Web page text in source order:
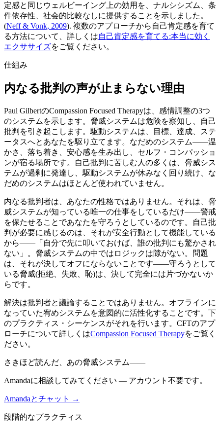
定感と同じウェルビーイング上の効用を、ナルシシズム、条
件依存性、社会的比較なしに提供することを示しました。
(Neff & Vonk, 2009). 複数のアプローチから自己肯定感を育て
る方法について、詳しくは自己肯定感を育てる:本当に効く
エクササイズをご覧ください。
仕組み
内なる批判の声が止まらない理由
Paul GilbertのCompassion Focused Therapyは、感情調整の3つ
のシステムを示します。脅威システムは危険を察知し、自己
批判を引き起こします。駆動システムは、目標、達成、ステ
ータスへとあなたを駆り立てます。なだめのシステム――温
かさ、落ち着き、安心感を生み出し、セルフ・コンパッショ
ンが宿る場所です。自己批判に苦しむ人の多くは、脅威シス
テムが過剰に発達し、駆動システムが休みなく回り続け、な
だめのシステムはほとんど使われていません。
内なる批判者は、あなたの性格ではありません。それは、脅
威システムが知っている唯一の仕事をしているだけ――警戒
を保たせることであなたを守ろうとしているのです。自己批
判が必要に感じるのは、それが安全行動として機能している
から――「自分で先に叩いておけば、誰の批判にも驚かされ
ない」。脅威システムの中ではロジックは隙がない。問題
は、それが決してオフにならないことです――守ろうとして
いる脅威(拒絶、失敗、恥)は、決して完全には片づかないか
らです。
解決は批判者と議論することではありません。オフラインに
なっていた宥めシステムを意図的に活性化することです。下
のプラクティス・シーケンスがそれを行います。CFTのアプ
ローチについて詳しくはCompassion Focused Therapyをご覧く
ださい。
さきほど読んだ、あの脅威システム——
Amandaに相談してみてください — アカウント不要です。
Amandaとチャット →
段階的なプラクティス